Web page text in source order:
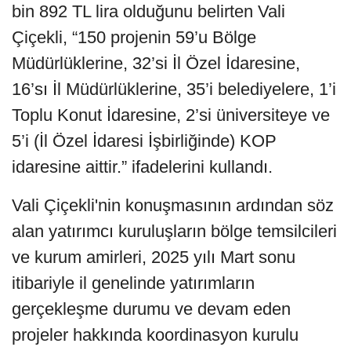
bin 892 TL lira olduğunu belirten Vali
Çiçekli, “150 projenin 59’u Bölge
Müdürlüklerine, 32’si İl Özel İdaresine,
16’sı İl Müdürlüklerine, 35’i belediyelere, 1’i
Toplu Konut İdaresine, 2’si üniversiteye ve
5’i (İl Özel İdaresi İşbirliğinde) KOP
idaresine aittir.” ifadelerini kullandı.
Vali Çiçekli'nin konuşmasının ardından söz
alan yatırımcı kuruluşların bölge temsilcileri
ve kurum amirleri, 2025 yılı Mart sonu
itibariyle il genelinde yatırımların
gerçekleşme durumu ve devam eden
projeler hakkında koordinasyon kurulu